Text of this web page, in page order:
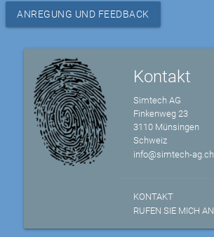
ANREGUNG UND FEEDBACK
Kontakt
Simtech AG
Finkenweg 23
3110 Münsingen
Schweiz
info@simtech-ag.ch
KONTAKT
RUFEN SIE MICH AN